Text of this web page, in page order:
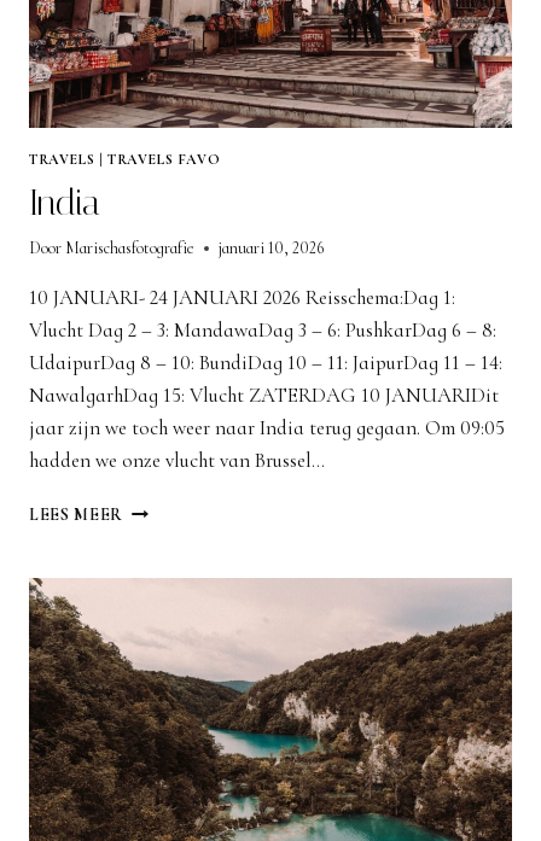
TRAVELS | TRAVELS FAVO
India
Door Marischasfotografie januari 10, 2026
10 JANUARI- 24 JANUARI 2026 Reisschema:Dag 1:
Vlucht Dag 2 – 3: MandawaDag 3 – 6: PushkarDag 6 – 8:
UdaipurDag 8 – 10: BundiDag 10 – 11: JaipurDag 11 – 14:
NawalgarhDag 15: Vlucht ZATERDAG 10 JANUARIDit
jaar zijn we toch weer naar India terug gegaan. Om 09:05
hadden we onze vlucht van Brussel…
LEES MEER INDIA